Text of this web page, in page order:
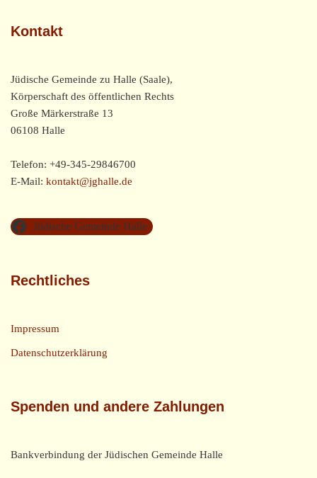
Kontakt
Jüdische Gemeinde zu Halle (Saale),
Körperschaft des öffentlichen Rechts
Große Märkerstraße 13
06108 Halle
Telefon: +49-345-29846700
E-Mail: kontakt@jghalle.de
Jüdische Gemeinde Halle
Rechtliches
Impressum
Datenschutzerklärung
Spenden und andere Zahlungen
Bankverbindung der Jüdischen Gemeinde Halle